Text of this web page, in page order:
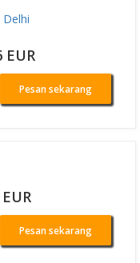
Pesan sekarang
Pesan sekarang